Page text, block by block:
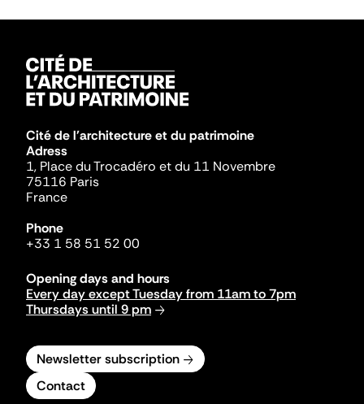
Cité de l'architecture et du patrimoine
Adress
1, Place du Trocadéro et du 11 Novembre
75116 Paris
France
Phone
+33 1 58 51 52 00
Opening days and hours
Every day except Tuesday from 11am to 7pm
Thursdays until 9 pm
Newsletter subscription
Contact